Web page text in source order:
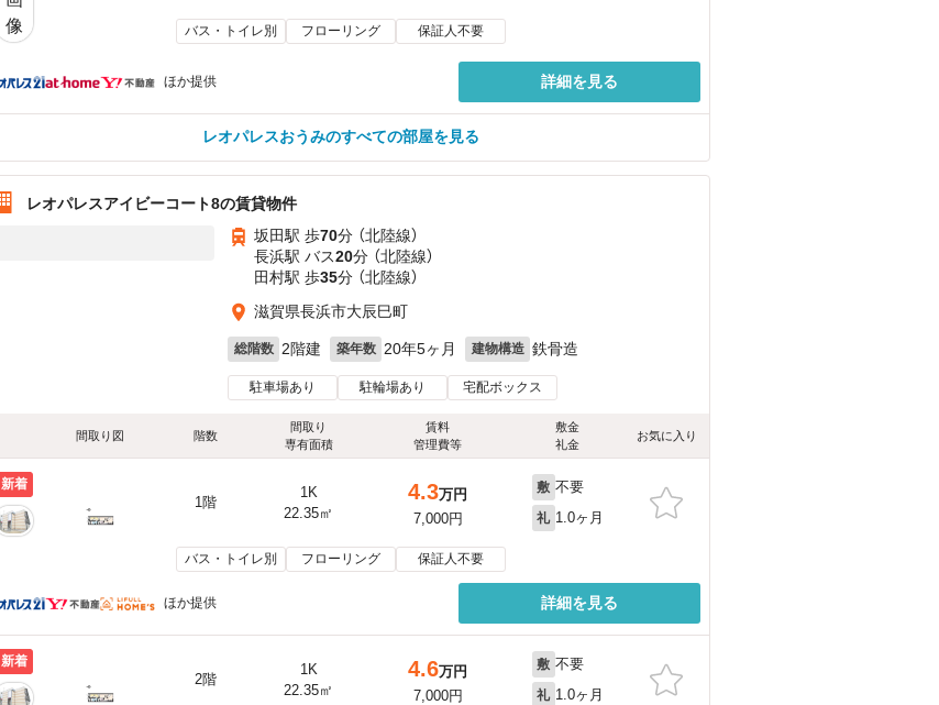
バス・トイレ別 フローリング 保証人不要
ほか提供 詳細を見る
レオパレスおうみのすべての部屋を見る
レオパレスアイビーコート8の賃貸物件
坂田駅 歩70分 （北陸線）
長浜駅 バス20分 （北陸線）
田村駅 歩35分 （北陸線）
滋賀県長浜市大辰巳町
総階数 2階建 築年数 20年5ヶ月 建物構造 鉄骨造
駐車場あり 駐輪場あり 宅配ボックス
間取り図 階数
間取り
専有面積
賃料
管理費等
敷金
礼金
お気に入り
新着
1階
1K
22.35㎡
4.3万円
7,000円
敷 不要
礼 1.0ヶ月
バス・トイレ別 フローリング 保証人不要
ほか提供 詳細を見る
新着
2階
1K
22.35㎡
4.6万円
7,000円
敷 不要
礼 1.0ヶ月